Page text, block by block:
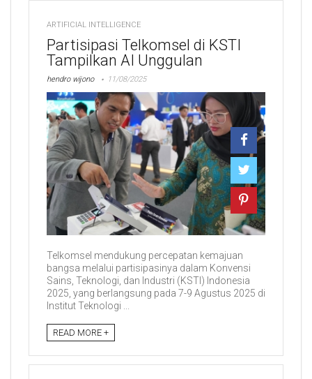
ARTIFICIAL INTELLIGENCE
Partisipasi Telkomsel di KSTI
Tampilkan AI Unggulan
hendro wijono 11/08/2025
Telkomsel mendukung percepatan kemajuan
bangsa melalui partisipasinya dalam Konvensi
Sains, Teknologi, dan Industri (KSTI) Indonesia
2025, yang berlangsung pada 7-9 Agustus 2025 di
Institut Teknologi ...
READ MORE +